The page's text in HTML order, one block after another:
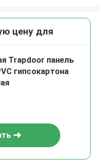
цену для
Trapdoor панель
гипсокартона